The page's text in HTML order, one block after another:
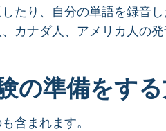
たり、自分の単語を録音
カナダ人、アメリカ人の
の準備をす
含まれます。